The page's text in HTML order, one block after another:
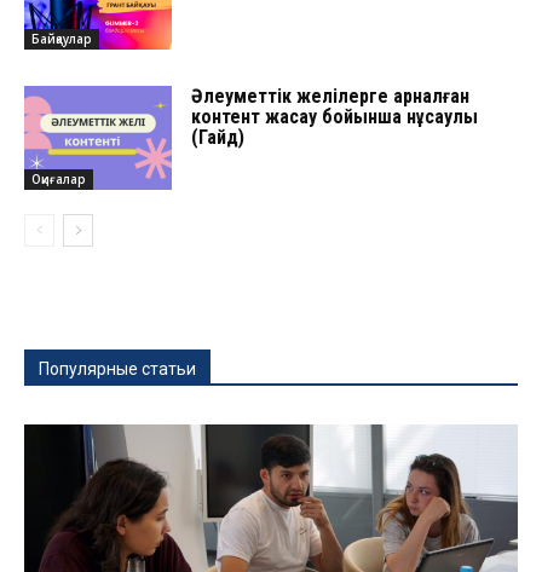
Байқаулар
Оқиғалар
Әлеуметтік желілерге арналған
контент жасау бойынша нұсқаулық
(Гайд)
Популярные статьи